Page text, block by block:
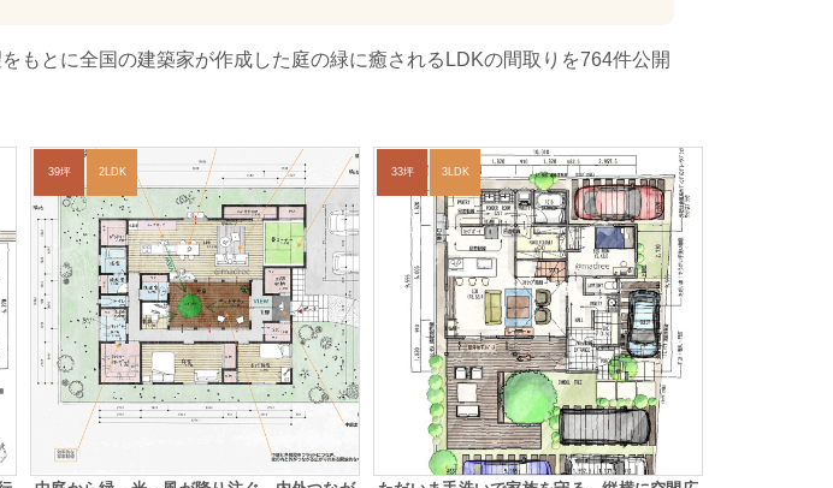
もとに全国の建築家が作成した庭の緑に癒されるLDKの間取りを764件公開
39坪 2LDK 33坪 3LDK